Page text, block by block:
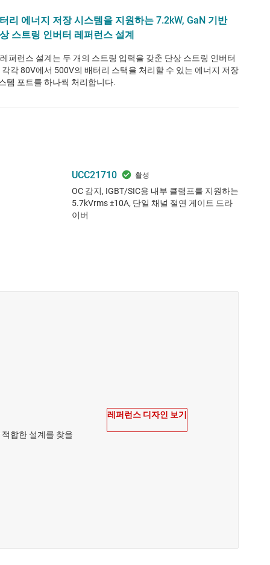
리 에너지 저장 시스템을 지원하는 7.2kW, GaN 기반
스트링 인버터 레퍼런스 설계
퍼런스 설계는 두 개의 스트링 입력을 갖춘 단상 스트링 인버터
각각 80V에서 500V의 배터리 스택을 처리할 수 있는 에너지 저장
템 포트를 하나씩 처리합니다.
UCC21710
OC 감지, IGBT/SIC용 내부 클램프를 지원하는
5.7kVrms ±10A, 단일 채널 절연 게이트 드라
이버
합한 설계를 찾을
레퍼런스 디자인 보기